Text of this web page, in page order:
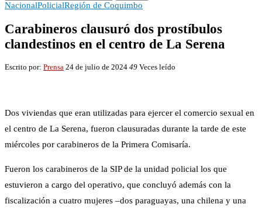
NacionalPolicialRegión de Coquimbo
Carabineros clausuró dos prostíbulos
clandestinos en el centro de La Serena
Escrito por: Prensa 24 de julio de 2024 49 Veces leído
Dos viviendas que eran utilizadas para ejercer el comercio sexual en
el centro de La Serena, fueron clausuradas durante la tarde de este
miércoles por carabineros de la Primera Comisaría.
Fueron los carabineros de la SIP de la unidad policial los que
estuvieron a cargo del operativo, que concluyó además con la
fiscalización a cuatro mujeres –dos paraguayas, una chilena y una